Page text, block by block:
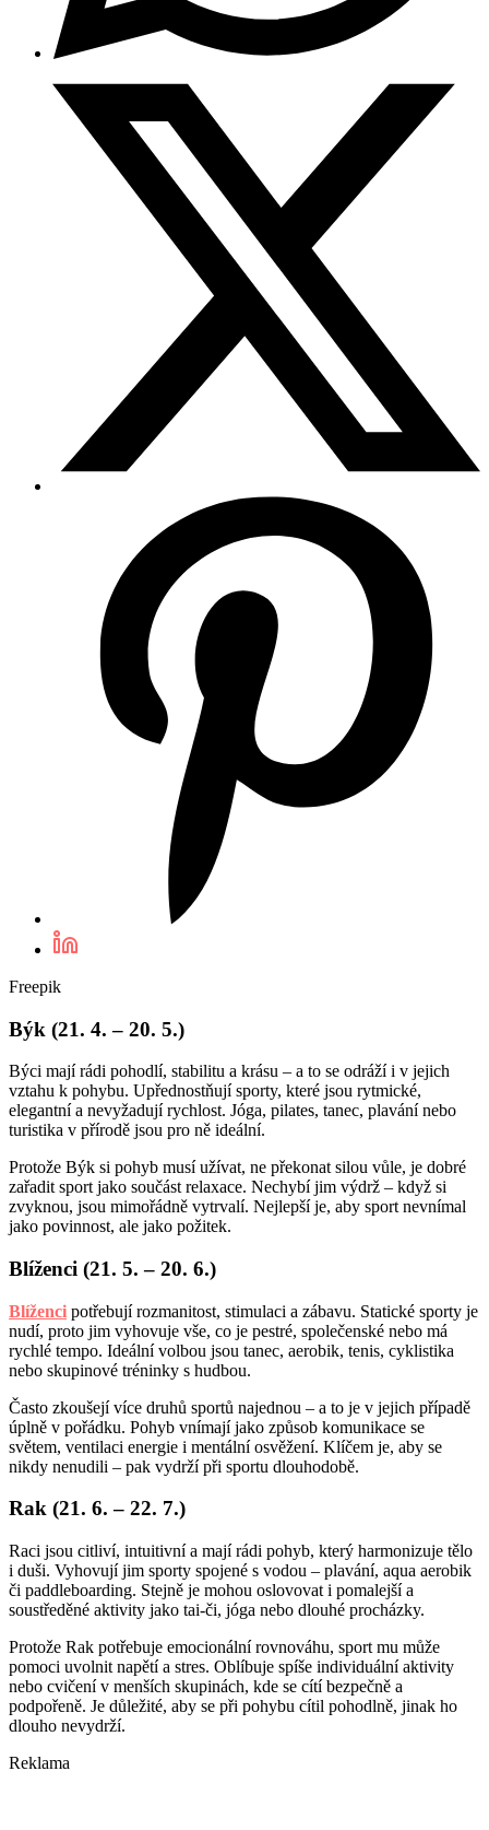
Freepik
Býk (21. 4. – 20. 5.)
Býci mají rádi pohodlí, stabilitu a krásu – a to se odráží i v jejich
vztahu k pohybu. Upřednostňují sporty, které jsou rytmické,
elegantní a nevyžadují rychlost. Jóga, pilates, tanec, plavání nebo
turistika v přírodě jsou pro ně ideální.
Protože Býk si pohyb musí užívat, ne překonat silou vůle, je dobré
zařadit sport jako součást relaxace. Nechybí jim výdrž – když si
zvyknou, jsou mimořádně vytrvalí. Nejlepší je, aby sport nevnímal
jako povinnost, ale jako požitek.
Blíženci (21. 5. – 20. 6.)
Blíženci potřebují rozmanitost, stimulaci a zábavu. Statické sporty je
nudí, proto jim vyhovuje vše, co je pestré, společenské nebo má
rychlé tempo. Ideální volbou jsou tanec, aerobik, tenis, cyklistika
nebo skupinové tréninky s hudbou.
Často zkoušejí více druhů sportů najednou – a to je v jejich případě
úplně v pořádku. Pohyb vnímají jako způsob komunikace se
světem, ventilaci energie i mentální osvěžení. Klíčem je, aby se
nikdy nenudili – pak vydrží při sportu dlouhodobě.
Rak (21. 6. – 22. 7.)
Raci jsou citliví, intuitivní a mají rádi pohyb, který harmonizuje tělo
i duši. Vyhovují jim sporty spojené s vodou – plavání, aqua aerobik
či paddleboarding. Stejně je mohou oslovovat i pomalejší a
soustředěné aktivity jako tai-či, jóga nebo dlouhé procházky.
Protože Rak potřebuje emocionální rovnováhu, sport mu může
pomoci uvolnit napětí a stres. Oblíbuje spíše individuální aktivity
nebo cvičení v menších skupinách, kde se cítí bezpečně a
podpořeně. Je důležité, aby se při pohybu cítil pohodlně, jinak ho
dlouho nevydrží.
Reklama